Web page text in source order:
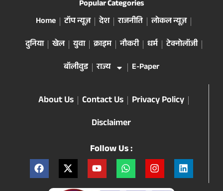
Popular Categories
दुनिया
खेल युवा क्राइम नौकरी धर्म
टेक्नोलॉजी
राज्य
About Us Contact Us Privacy Policy
Disclaimer